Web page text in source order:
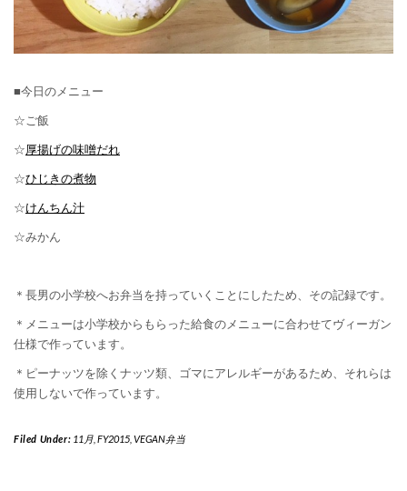
■今日のメニュー
☆ご飯
☆厚揚げの味噌だれ
☆ひじきの煮物
☆けんちん汁
☆みかん
＊長男の小学校へお弁当を持っていくことにしたため、その記録です。
＊メニューは小学校からもらった給食のメニューに合わせてヴィーガン
仕様で作っています。
＊ピーナッツを除くナッツ類、ゴマにアレルギーがあるため、それらは
使用しないで作っています。
Filed Under: 11月, FY2015, VEGAN弁当